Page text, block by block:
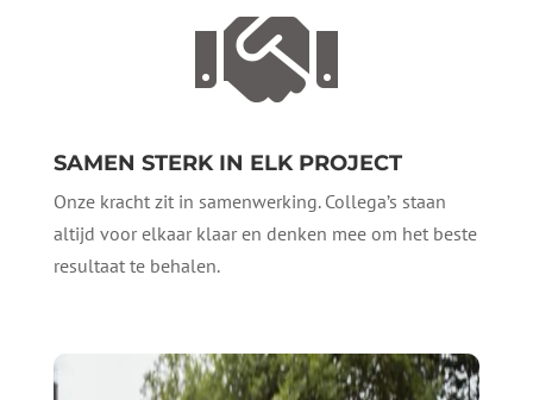

SAMEN STERK IN ELK PROJECT
Onze kracht zit in samenwerking. Collega’s staan
altijd voor elkaar klaar en denken mee om het beste
resultaat te behalen.